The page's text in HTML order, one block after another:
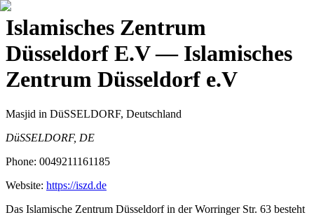
Islamisches Zentrum
Düsseldorf E.V— Islamisches
Zentrum Düsseldorf e.V
Masjid in DüSSELDORF, Deutschland
DüSSELDORF, DE
Phone: 0049211161185
Website: https://iszd.de
Das Islamische Zentrum Düsseldorf in der Worringer Str. 63 besteht